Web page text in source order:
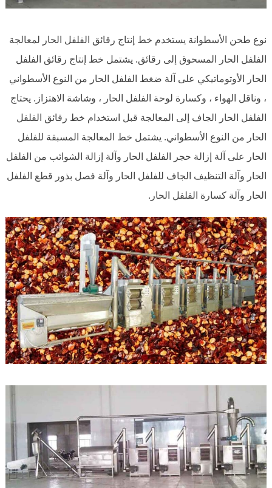
نوع طحن الأسطوانة يستخدم خط إنتاج رقائق الفلفل الحار لمعالجة
الفلفل الحار المسحوق إلى رقائق. يشتمل خط إنتاج رقائق الفلفل
الحار الأوتوماتيكي على آلة ضغط الفلفل الحار من النوع الأسطواني
، وناقل الهواء ، وكسارة لوحة الفلفل الحار ، وشاشة الاهتزاز. يحتاج
الفلفل الحار الجاف إلى المعالجة قبل استخدام خط رقائق الفلفل
الحار من النوع الأسطواني. يشتمل خط المعالجة المسبقة للفلفل
الحار على آلة إزالة حجر الفلفل الحار وآلة إزالة الشوائب من الفلفل
الحار وآلة التنظيف الجاف للفلفل الحار وآلة فصل بذور قطع الفلفل
الحار وآلة كسارة الفلفل الحار.